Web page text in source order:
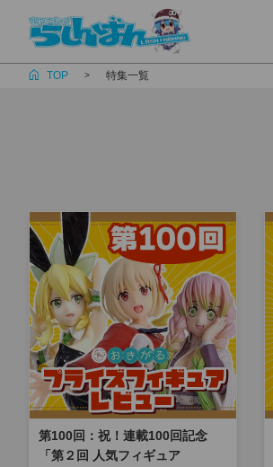
TOP 特集一覧
第100回：祝！連載100回記念
「第２回 人気フィギュア